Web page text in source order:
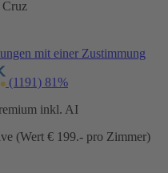
Cruz
mit einer Zustimmung
(1191) 81%
inkl. AI
(Wert € 199.- pro Zimmer)